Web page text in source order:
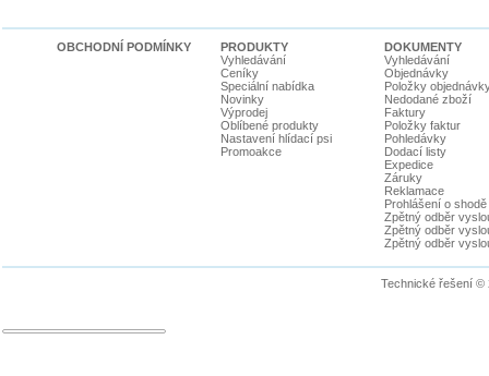
OBCHODNÍ PODMÍNKY
PRODUKTY
Vyhledávání
Ceníky
Speciální nabídka
Novinky
Výprodej
Oblíbené produkty
Nastavení hlídací psi
Promoakce
DOKUMENTY
Vyhledávání
Objednávky
Položky
Nedodané zboží
Faktury
Položky faktur
Pohledávky
Dodací listy
Expedice
Záruky
Reklamace
Prohlášení o shodě
Zpětný odběr
Zpětný odběr
Zpětný odběr
Technické řešení ©